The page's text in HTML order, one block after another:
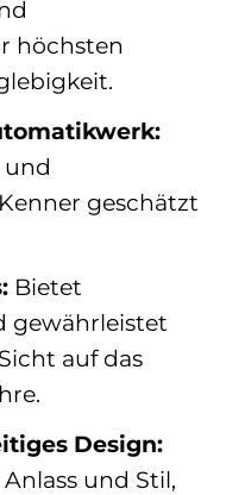
höchsten
und
geschätzt
Bietet
gewährleistet
auf das
Design:
und Stil,